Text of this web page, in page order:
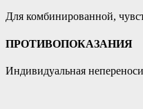
Для комбинированной,
ПРОТИВОПОКАЗАНИЯ
Индивидуальная